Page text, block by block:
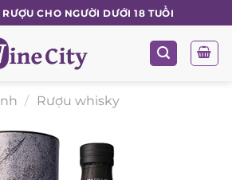
CHO NGƯỜI DƯỚI 18 TUỔI
/ Rượu whisky